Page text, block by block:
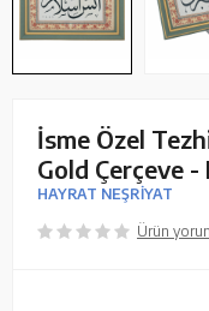
İsme Özel
Gold Çerçeve
HAYRAT NEŞRİYAT
Ürün